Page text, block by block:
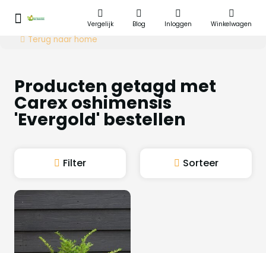
Vergelijk Blog Inloggen Winkelwagen
Terug naar home
Producten getagd met
Carex oshimensis
'Evergold' bestellen
Filter Sorteer